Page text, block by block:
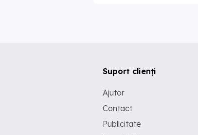
Suport clienți
Ajutor
Contact
Publicitate